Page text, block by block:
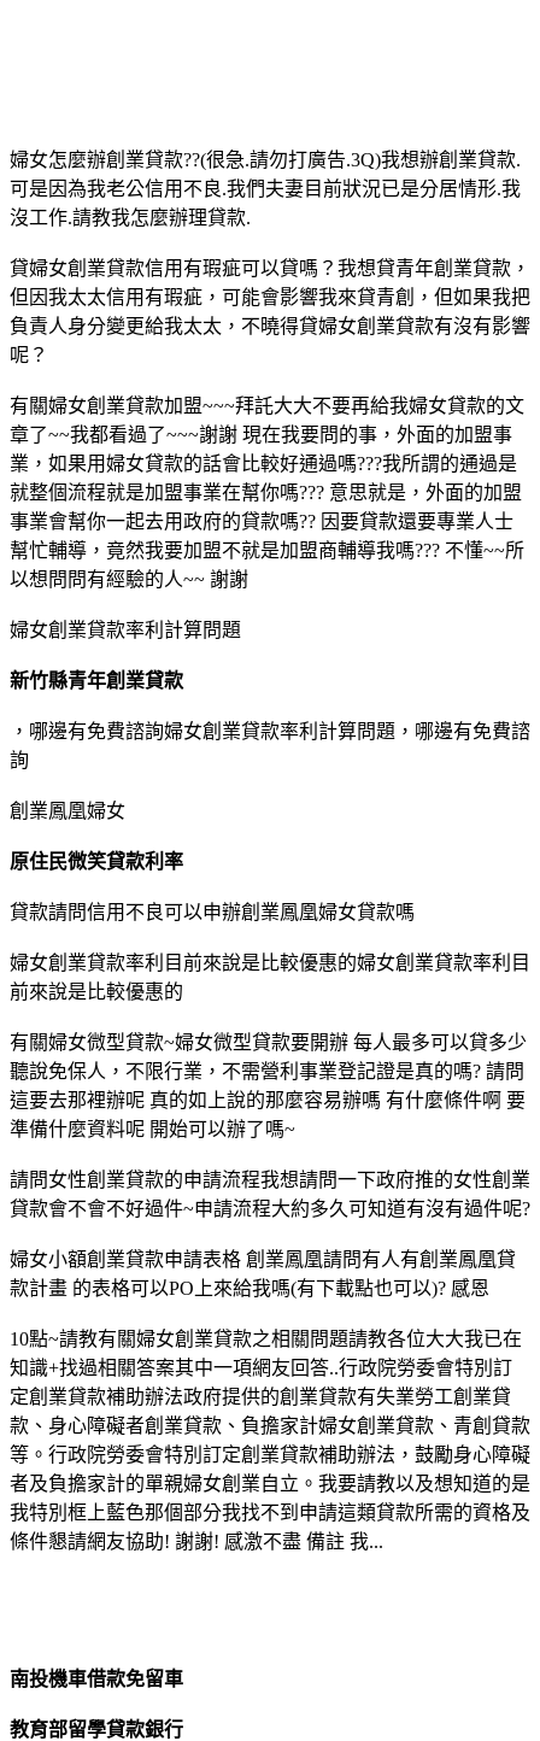
婦女怎麼辦創業貸款??(很急.請勿打廣告.3Q)我想辦創業貸款.
可是因為我老公信用不良.我們夫妻目前狀況已是分居情形.我
沒工作.請教我怎麼辦理貸款.
貸婦女創業貸款信用有瑕疵可以貸嗎？我想貸青年創業貸款，
但因我太太信用有瑕疵，可能會影響我來貸青創，但如果我把
負責人身分變更給我太太，不曉得貸婦女創業貸款有沒有影響
呢？
有關婦女創業貸款加盟~~~拜託大大不要再給我婦女貸款的文
章了~~我都看過了~~~謝謝 現在我要問的事，外面的加盟事
業，如果用婦女貸款的話會比較好通過嗎???我所謂的通過是
就整個流程就是加盟事業在幫你嗎??? 意思就是，外面的加盟
事業會幫你一起去用政府的貸款嗎?? 因要貸款還要專業人士
幫忙輔導，竟然我要加盟不就是加盟商輔導我嗎??? 不懂~~所
以想問問有經驗的人~~ 謝謝
婦女創業貸款率利計算問題
新竹縣青年創業貸款
，哪邊有免費諮詢婦女創業貸款率利計算問題，哪邊有免費諮
詢
創業鳳凰婦女
原住民微笑貸款利率
貸款請問信用不良可以申辦創業鳳凰婦女貸款嗎
婦女創業貸款率利目前來說是比較優惠的婦女創業貸款率利目
前來說是比較優惠的
有關婦女微型貸款~婦女微型貸款要開辦 每人最多可以貸多少
聽說免保人，不限行業，不需營利事業登記證是真的嗎? 請問
這要去那裡辦呢 真的如上說的那麼容易辦嗎 有什麼條件啊 要
準備什麼資料呢 開始可以辦了嗎~
請問女性創業貸款的申請流程我想請問一下政府推的女性創業
貸款會不會不好過件~申請流程大約多久可知道有沒有過件呢?
婦女小額創業貸款申請表格 創業鳳凰請問有人有創業鳳凰貸
款計畫 的表格可以PO上來給我嗎(有下載點也可以)? 感恩
10點~請教有關婦女創業貸款之相關問題請教各位大大我已在
知識+找過相關答案其中一項網友回答..行政院勞委會特別訂
定創業貸款補助辦法政府提供的創業貸款有失業勞工創業貸
款、身心障礙者創業貸款、負擔家計婦女創業貸款、青創貸款
等。行政院勞委會特別訂定創業貸款補助辦法，鼓勵身心障礙
者及負擔家計的單親婦女創業自立。我要請教以及想知道的是
我特別框上藍色那個部分我找不到申請這類貸款所需的資格及
條件懇請網友協助! 謝謝! 感激不盡 備註 我...
南投機車借款免留車
教育部留學貸款銀行